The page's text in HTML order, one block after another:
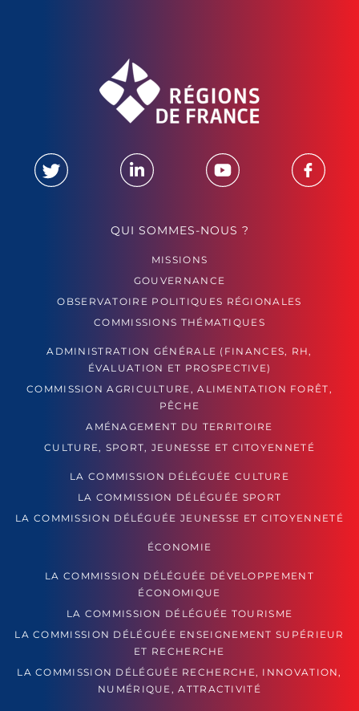
QUI SOMMES-NOUS ?
MISSIONS
GOUVERNANCE
OBSERVATOIRE POLITIQUES RÉGIONALES
COMMISSIONS THÉMATIQUES
ADMINISTRATION GÉNÉRALE (FINANCES, RH,
ÉVALUATION ET PROSPECTIVE)
COMMISSION AGRICULTURE, ALIMENTATION FORÊT,
PÊCHE
AMÉNAGEMENT DU TERRITOIRE
CULTURE, SPORT, JEUNESSE ET CITOYENNETÉ
LA COMMISSION DÉLÉGUÉE CULTURE
LA COMMISSION DÉLÉGUÉE SPORT
LA COMMISSION DÉLÉGUÉE JEUNESSE ET CITOYENNETÉ
ÉCONOMIE
LA COMMISSION DÉLÉGUÉE DÉVELOPPEMENT
ÉCONOMIQUE
LA COMMISSION DÉLÉGUÉE TOURISME
LA COMMISSION DÉLÉGUÉE ENSEIGNEMENT SUPÉRIEUR
ET RECHERCHE
LA COMMISSION DÉLÉGUÉE RECHERCHE, INNOVATION,
NUMÉRIQUE, ATTRACTIVITÉ